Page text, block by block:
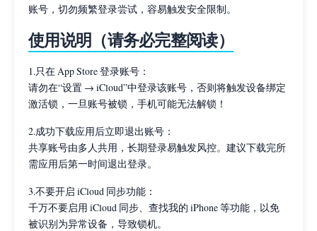
账号，切勿频繁登录尝试，容易触发安全限制。
使用说明（请务必完整阅读）
1.只在 App Store 登录账号：
请勿在“设置 → iCloud”中登录该账号，否则将触发设备绑定
激活锁，一旦账号被锁，手机可能无法解锁！
2.成功下载应用后立即退出账号：
共享账号由多人共用，长期登录易触发风控。建议下载完所
需应用后第一时间退出登录。
3.不要开启 iCloud 同步功能：
千万不要启用 iCloud 同步、查找我的 iPhone 等功能，以免
被识别为异常设备，导致锁机。